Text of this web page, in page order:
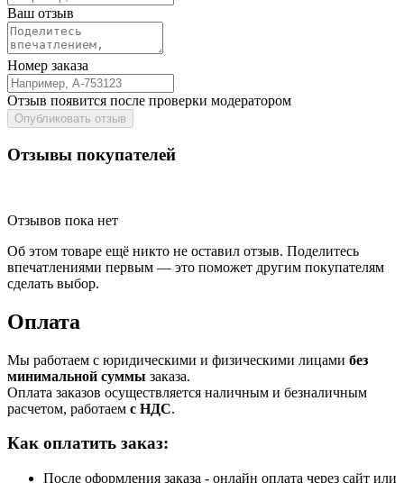
Ваш отзыв
Номер заказа
Отзыв появится после проверки модератором
Опубликовать отзыв
Отзывы покупателей
Отзывов пока нет
Об этом товаре ещё никто не оставил отзыв. Поделитесь
впечатлениями первым — это поможет другим покупателям
сделать выбор.
Оплата
Мы работаем с юридическими и физическими лицами без
минимальной суммы заказа.
Оплата заказов осуществляется наличным и безналичным
расчетом, работаем с НДС.
Как оплатить заказ:
После оформления заказа - онлайн оплата через сайт или